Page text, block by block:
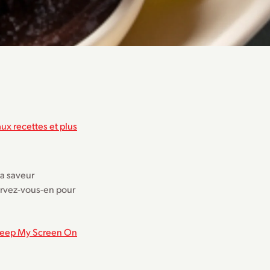
recettes et plus
saveur
vous-en pour
My Screen On